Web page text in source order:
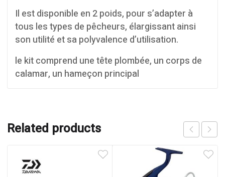
Il est disponible en 2 poids, pour s’adapter à
tous les types de pêcheurs, élargissant ainsi
son utilité et sa polyvalence d’utilisation.
le kit comprend une tête plombée, un corps de
calamar, un hameçon principal
Related products